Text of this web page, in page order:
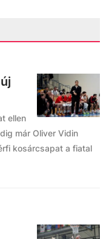
ellen
már Oliver Vidin
kosárcsapat a fiatal